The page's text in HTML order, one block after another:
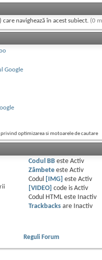
navighează în acest subiect. (0
Google
optimizarea si motoarele de cautare
Codul BBeste Activ
Zâmbeteeste Activ
Codul
[IMG] este Activ
[VIDEO] code is Activ
Codul HTML este
Inactiv
Trackbacksare
Inactiv
Reguli Forum